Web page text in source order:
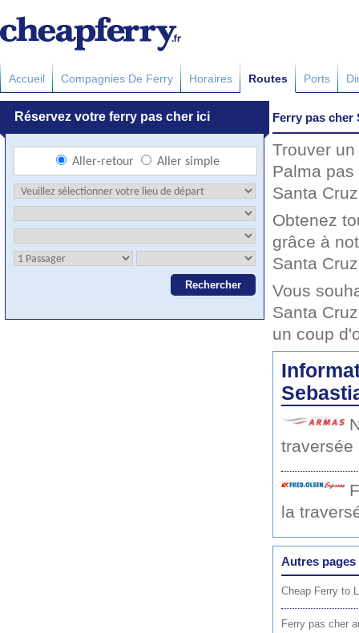
Accueil Compagnies De Ferry Horaires Routes Ports
Ferry pas cher
Trouver
Palma
Santa
Obtenez
grâce à
Santa
Vous
Santa
un coup
traversée
la
Autres pages
Cheap Ferry to
Ferry pas cher